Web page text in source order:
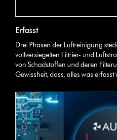
Erfasst
Drei Phasen der Luftreinigung
vollversiegelten Filtrier- und
von Schadstoffen und deren
Gewissheit, dass, alles was